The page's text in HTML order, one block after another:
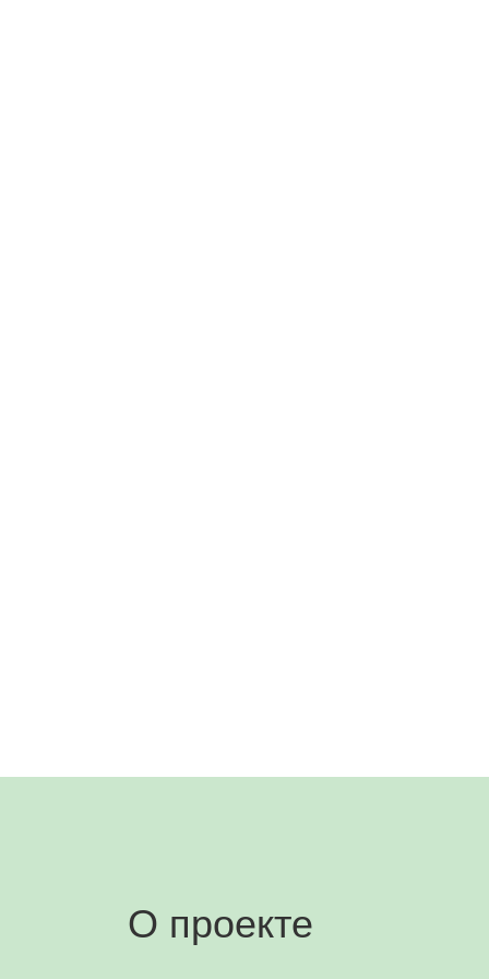
О проекте